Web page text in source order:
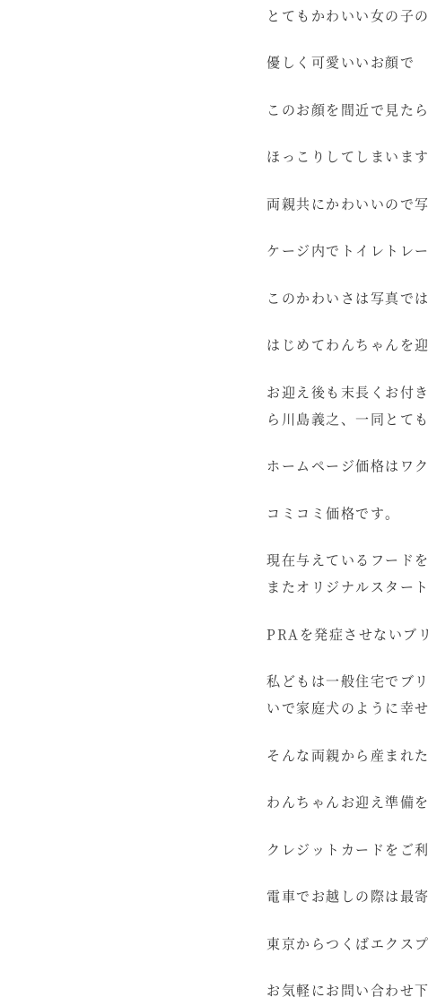
とてもかわいい女の子
優しく可愛いいお顔で
このお顔を間近で見たら
ほっこりしてしまいます
両親共にかわいいので
ケージ内でトイレトレ
このかわいさは写真で
はじめてわんちゃんを
お迎え後も末長くお付
ら川島義之、一同とて
ホームページ価格はワ
コミコミ価格です。
現在与えているフード
またオリジナルスター
PRAを発症させないブ
私どもは一般住宅でブ
いで家庭犬のように幸
そんな両親から産まれ
わんちゃんお迎え準備
クレジットカードをご
電車でお越しの際は最
東京からつくばエクス
お気軽にお問い合わせ下